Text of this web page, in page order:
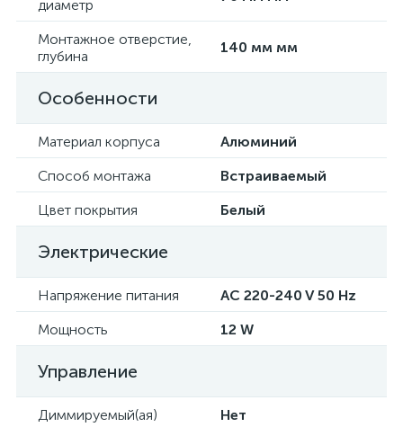
диаметр
Монтажное отверстие,
глубина
140 мм мм
Особенности
Материал корпуса
Алюминий
Способ монтажа
Встраиваемый
Цвет покрытия
Белый
Электрические
Напряжение питания
AC 220-240 V 50 Hz
Мощность
12 W
Управление
Диммируемый(ая) Нет